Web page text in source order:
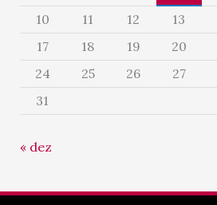
10
11 12 13
17
18 19 20
24
25 26 27
31
« dez